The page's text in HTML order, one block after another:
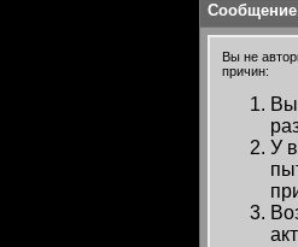
Вы не
причин:
Вы
У